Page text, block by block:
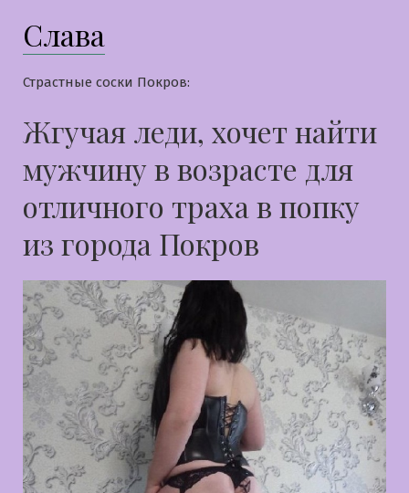
Слава
Страстные соски Покров:
Жгучая леди, хочет найти
мужчину в возрасте для
отличного траха в попку
из города Покров